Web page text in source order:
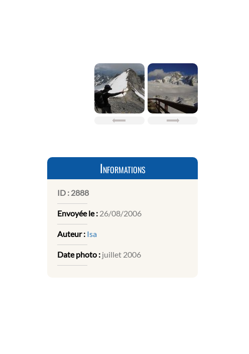
Informations
ID : 2888
Envoyée le : 26/08/2006
Auteur : Isa
Date photo : juillet 2006